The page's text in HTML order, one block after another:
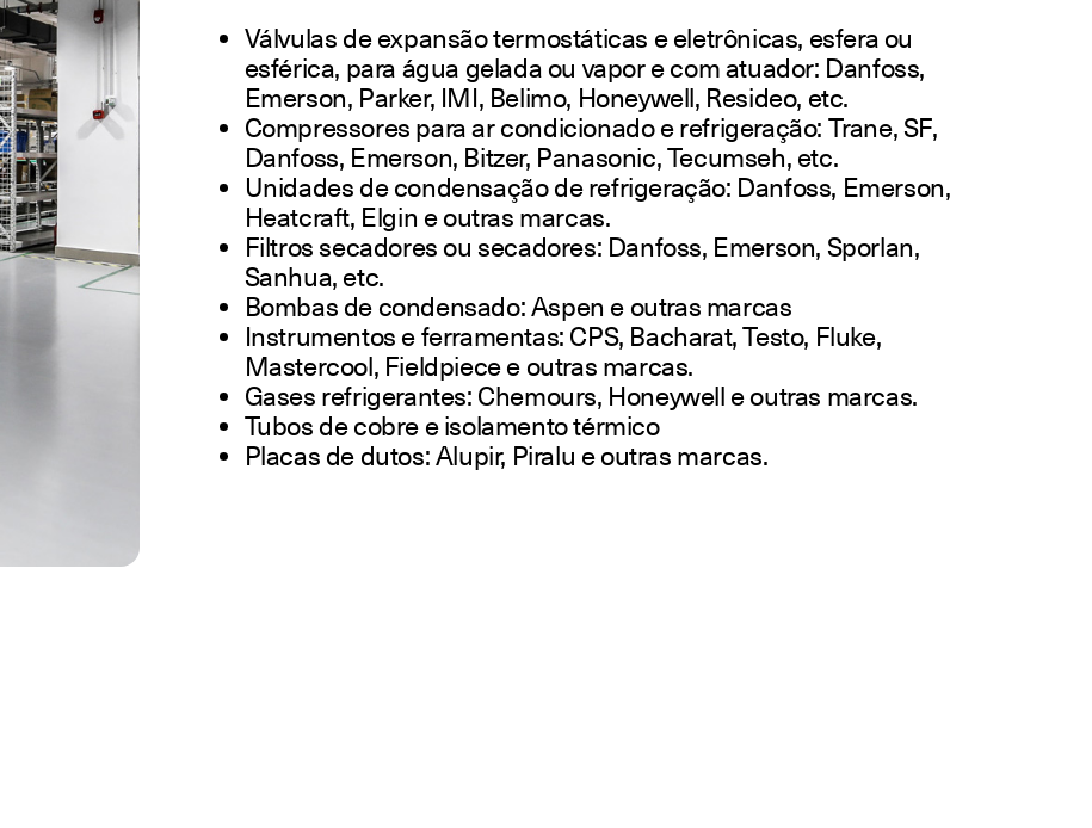
Válvulas de expansão termostáticas e eletrônicas, esfera ou
esférica, para água gelada ou vapor e com atuador: Danfoss,
Emerson, Parker, IMI, Belimo, Honeywell, Resideo, etc.
Compressores para ar condicionado e refrigeração: Trane, SF,
Danfoss, Emerson, Bitzer, Panasonic, Tecumseh, etc.
Unidades de condensação de refrigeração: Danfoss, Emerson,
Heatcraft, Elgin e outras marcas.
Filtros secadores ou secadores: Danfoss, Emerson, Sporlan,
Sanhua, etc.
Bombas de condensado: Aspen e outras marcas
Instrumentos e ferramentas: CPS, Bacharat, Testo, Fluke,
Mastercool, Fieldpiece e outras marcas.
Gases refrigerantes: Chemours, Honeywell e outras marcas.
Tubos de cobre e isolamento térmico
Placas de dutos: Alupir, Piralu e outras marcas.